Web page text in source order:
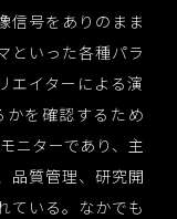
信号をありのまま
といった各種パラ
エイターによる演
かを確認するため
ニターであり、主
品質管理、研究開
ている。なかでも